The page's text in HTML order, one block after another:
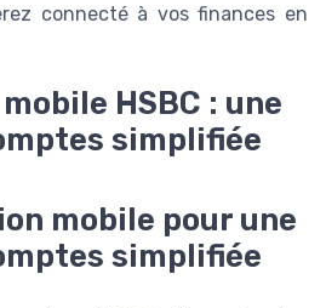
connecté à vos finances en
HSBC : une
simplifiée
mobile pour une
simplifiée